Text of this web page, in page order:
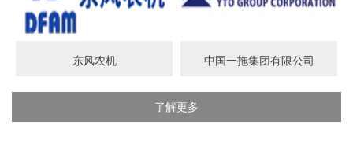
东风农机 中国一拖集团有限公司
了解更多